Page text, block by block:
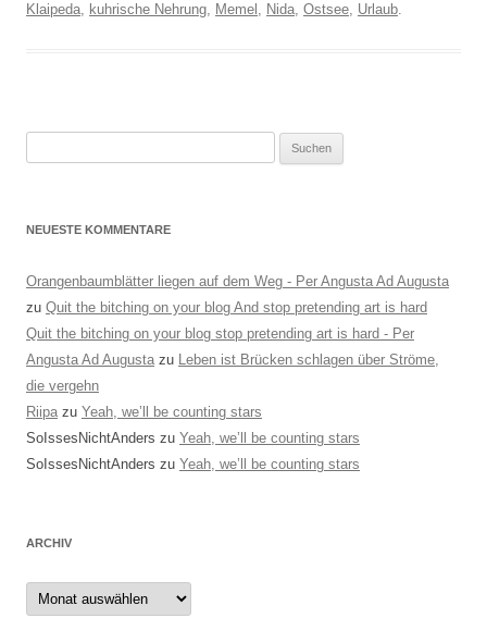
Klaipeda, kuhrische Nehrung, Memel , Nida, Ostsee, Urlaub.
NEUESTE KOMMENTARE
Orangenbaumblätter liegen auf dem Weg - Per Angusta Ad Augusta
zu Quit the bitching on your blog And stop pretending art is hard
Quit the bitching on your blog stop pretending art is hard - Per
Angusta Ad Augusta zu Leben ist Brücken schlagen über Ströme,
die vergehn
Riipa zu Yeah, we’ll be counting stars
SoIssesNichtAnders zu Yeah, we’ll be counting stars
SoIssesNichtAnders zu Yeah, we’ll be counting stars
ARCHIV
Archiv